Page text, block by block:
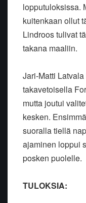
lopputuloksissa.
kuitenkaan ollut
Lindroos tulivat
takana maaliin.
Jari-Matti
takavetoisella
mutta joutui
kesken.
suoralla tiellä
ajaminen loppui
posken puolelle.
TULOKSIA: